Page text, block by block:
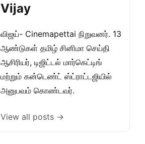
Vijay
விஜய்- Cinemapettai நிறுவனர். 13
ஆண்டுகள் தமிழ் சினிமா செய்தி
ஆசிரியர், டிஜிட்டல் மார்கெட்டிங்
மற்றும் கன்டெண்ட் ஸ்ட்ராட்டஜியில்
அனுபவம் கொண்டவர்.
View all posts →